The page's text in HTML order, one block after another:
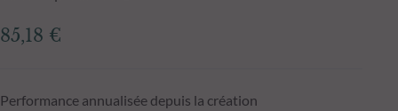
85,18 €
Performance annualisée depuis la création